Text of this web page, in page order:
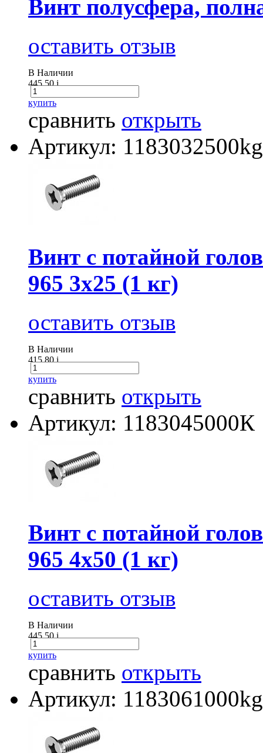
Винт полусфера,
оставить отзыв
В Наличии
445.50i
купить
сравнить открыть
Артикул: 1183032500kg
Винт с потайной
965 3х25 (1 кг)
оставить отзыв
В Наличии
415.80i
купить
сравнить открыть
Артикул: 1183045000К
Винт с потайной
965 4х50 (1 кг)
оставить отзыв
В Наличии
445.50i
купить
сравнить открыть
Артикул: 1183061000kg